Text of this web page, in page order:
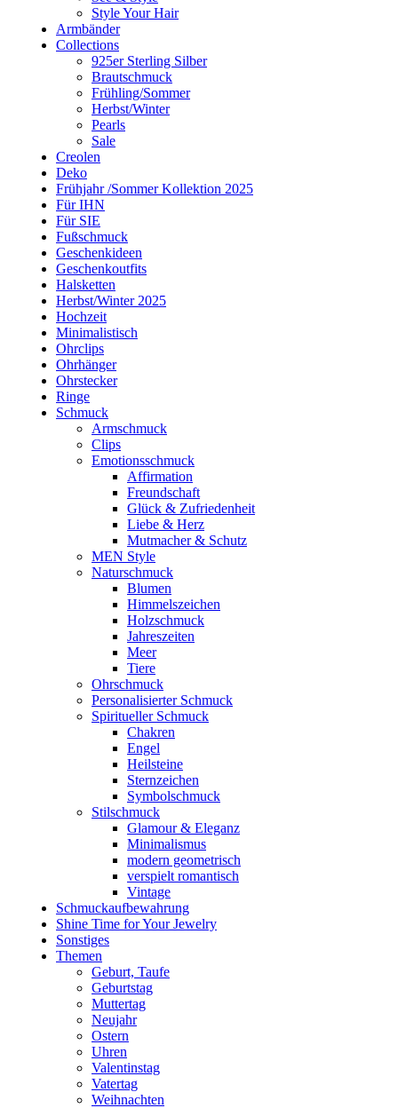
Style Your Hair
Armbänder
Collections
925er Sterling Silber
Brautschmuck
Frühling/Sommer
Herbst/Winter
Pearls
Sale
Creolen
Deko
Frühjahr /Sommer Kollektion 2025
Für IHN
Für SIE
Fußschmuck
Geschenkideen
Geschenkoutfits
Halsketten
Herbst/Winter 2025
Hochzeit
Minimalistisch
Ohrclips
Ohrhänger
Ohrstecker
Ringe
Schmuck
Armschmuck
Clips
Emotionsschmuck
Affirmation
Freundschaft
Glück & Zufriedenheit
Liebe & Herz
Mutmacher & Schutz
MEN Style
Naturschmuck
Blumen
Himmelszeichen
Holzschmuck
Jahreszeiten
Meer
Tiere
Ohrschmuck
Personalisierter Schmuck
Spiritueller Schmuck
Chakren
Engel
Heilsteine
Sternzeichen
Symbolschmuck
Stilschmuck
Glamour & Eleganz
Minimalismus
modern geometrisch
verspielt romantisch
Vintage
Schmuckaufbewahrung
Shine Time for Your Jewelry
Sonstiges
Themen
Geburt, Taufe
Geburtstag
Muttertag
Neujahr
Ostern
Uhren
Valentinstag
Vatertag
Weihnachten